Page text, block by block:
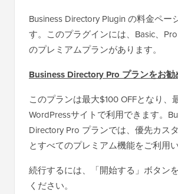
Business Directory Plugin の料金ペー
す。このプラグインには、Basic、
のプレミアムプランがあります。
Business Directory Pro プランをお勧
このプランは最大$100 OFFとなり、
WordPressサイトで利用できます。
Directory Pro プランでは、優先カス
とすべてのプレミアム機能をご利用
続行するには、「開始する」ボタン
ください。